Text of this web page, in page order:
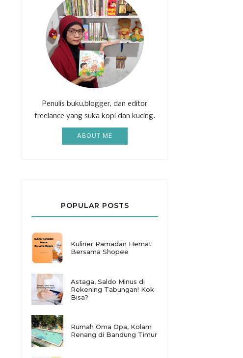
Penulis buku,blogger, dan editor
freelance yang suka kopi dan kucing.
ABOUT ME
POPULAR POSTS
Kuliner Ramadan Hemat
Bersama Shopee
Astaga, Saldo Minus di
Rekening Tabungan! Kok
Bisa?
Rumah Oma Opa, Kolam
Renang di Bandung Timur